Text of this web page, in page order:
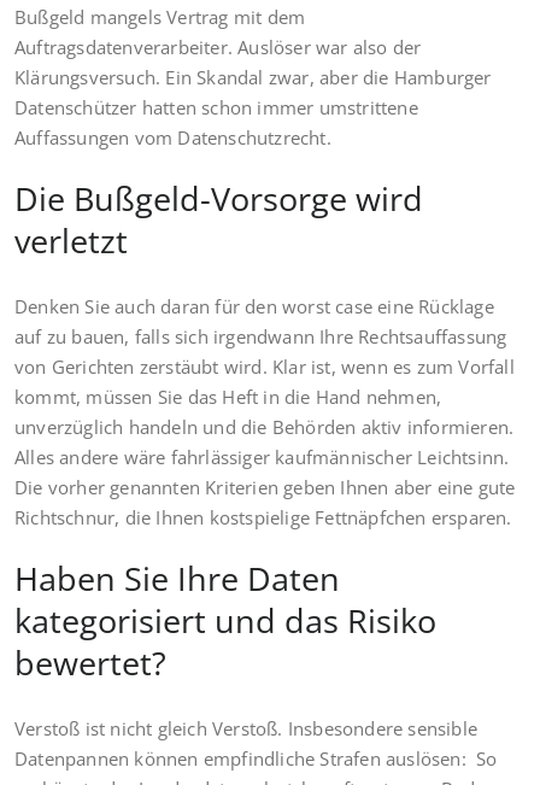
Bußgeld mangels Vertrag mit dem
Auftragsdatenverarbeiter. Auslöser war also der
Klärungsversuch. Ein Skandal zwar, aber die Hamburger
Datenschützer hatten schon immer umstrittene
Auffassungen vom Datenschutzrecht.
Die Bußgeld-Vorsorge wird
verletzt
Denken Sie auch daran für den worst case eine Rücklage
auf zu bauen, falls sich irgendwann Ihre Rechtsauffassung
von Gerichten zerstäubt wird. Klar ist, wenn es zum Vorfall
kommt, müssen Sie das Heft in die Hand nehmen,
unverzüglich handeln und die Behörden aktiv informieren.
Alles andere wäre fahrlässiger kaufmännischer Leichtsinn.
Die vorher genannten Kriterien geben Ihnen aber eine gute
Richtschnur, die Ihnen kostspielige Fettnäpfchen ersparen.
Haben Sie Ihre Daten
kategorisiert und das Risiko
bewertet?
Verstoß ist nicht gleich Verstoß. Insbesondere sensible
Datenpannen können empfindliche Strafen auslösen: So